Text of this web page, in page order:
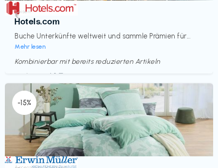
Reisen
Hotels.com
Buche Unterkünfte weltweit und sammle Prämien für...
Mehr lesen
€‎
Kombinierbar mit bereits reduzierten Artikeln
Endet in
<60 Tagen
-15%